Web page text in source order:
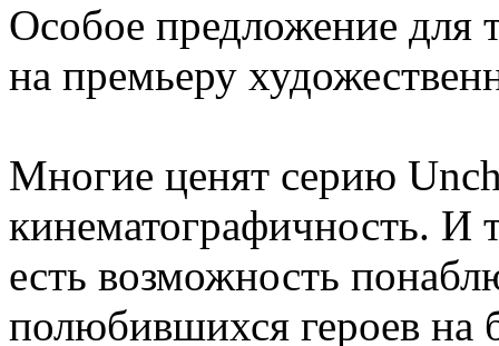
Особое предложение для
на премьеру
Многие ценят серию
кинематографичность. И
есть возможность
полюбившихся героев